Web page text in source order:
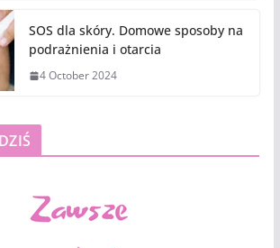
SOS dla skóry. Domowe sposoby na
podrażnienia i otarcia
4 October 2024